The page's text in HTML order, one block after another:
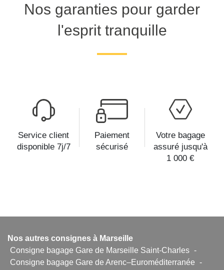
Nos garanties pour garder
l'esprit tranquille
Service client
disponible 7j/7
Paiement
sécurisé
Votre bagage
assuré jusqu'à
1 000 €
Nos autres consignes à Marseille
Consigne bagage Gare de Marseille Saint-Charles -
Consigne bagage Gare de Arenc–Euroméditerranée
-